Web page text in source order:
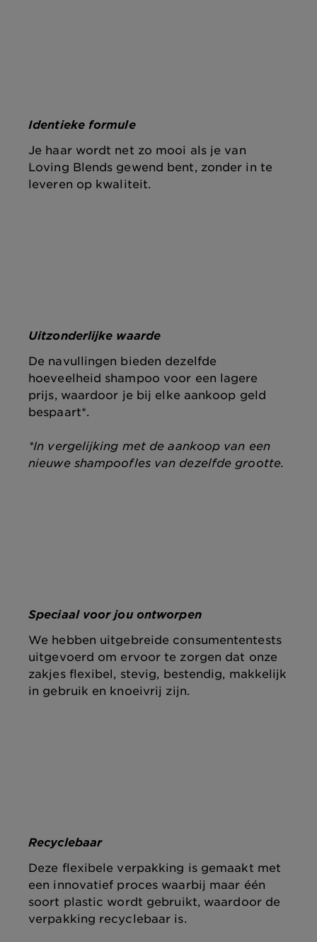
Identieke formule
Je haar wordt net zo mooi als je van
Loving Blends gewend bent, zonder in te
leveren op kwaliteit.
Uitzonderlijke waarde
De navullingen bieden dezelfde
hoeveelheid shampoo voor een lagere
prijs, waardoor je bij elke aankoop geld
bespaart*.​
*In vergelijking met de aankoop van een
nieuwe shampoofles van dezelfde grootte. ​
Speciaal voor jou ontworpen
We hebben uitgebreide consumententests
uitgevoerd om ervoor te zorgen dat onze
zakjes flexibel, stevig, bestendig, makkelijk
in gebruik en knoeivrij zijn.
Recyclebaar
Deze flexibele verpakking is gemaakt met
een innovatief proces waarbij maar één
soort plastic wordt gebruikt, waardoor de
verpakking recyclebaar is.​